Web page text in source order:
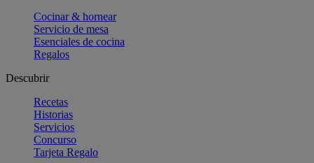
Cocinar & hornear
Servicio de mesa
Esenciales de cocina
Regalos
Descubrir
Recetas
Historias
Servicios
Concurso
Tarjeta Regalo